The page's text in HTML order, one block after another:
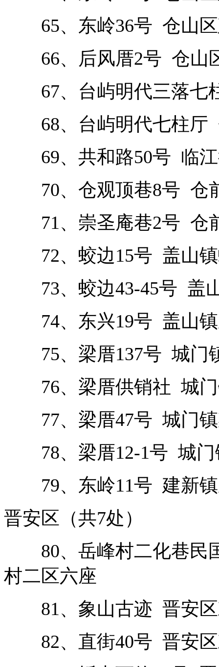
65、东岭36号 仓山区
66、后风厝2号 仓山
67、台屿明代三落七
68、台屿明代七柱厅
69、共和路50号 临江
70、仓观顶巷8号 仓
71、崇圣庵巷2号 仓
72、蛟边15号 盖山镇
73、蛟边43-45号 盖山
74、东兴19号 盖山镇
75、梁厝137号 城门
76、梁厝供销社 城门
77、梁厝47号 城门镇
78、梁厝12-1号 城门
79、东岭11号 建新镇
晋安区（共7处）
80、岳峰村二化巷民
村二区六座
81、象山古迹 晋安区
82、直街40号 晋安区